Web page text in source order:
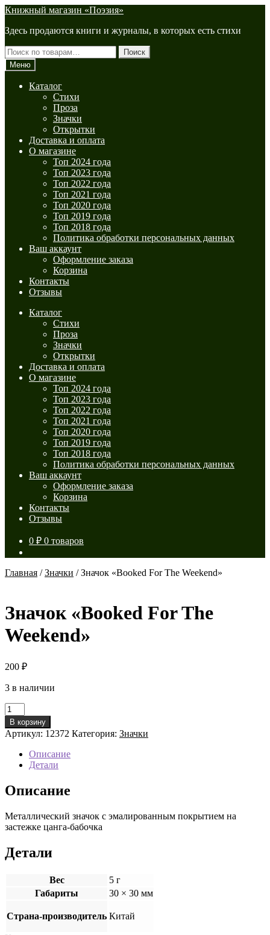
Перейти
навигации
Перейти
содержимому
Книжный магазин «Поэзия»
Здесь продаются книги и журналы, в которых есть стихи
Искать:
Поиск
Меню
Каталог
Стихи
Проза
Значки
Открытки
Доставка и оплата
О магазине
Топ 2024 года
Топ 2023 года
Топ 2022 года
Топ 2021 года
Топ 2020 года
Топ 2019 года
Топ 2018 года
Политика обработки персональных данных
Ваш аккаунт
Оформление заказа
Корзина
Контакты
Отзывы
Каталог
Стихи
Проза
Значки
Открытки
Доставка и оплата
О магазине
Топ 2024 года
Топ 2023 года
Топ 2022 года
Топ 2021 года
Топ 2020 года
Топ 2019 года
Топ 2018 года
Политика обработки персональных данных
Ваш аккаунт
Оформление заказа
Корзина
Контакты
Отзывы
0 ₽ 0 товаров
Главная /Значки /Значок «Booked For The Weekend»
Значок «Booked For The
Weekend»
200 ₽
3 в наличии
Количество
товара
Значок
«Booked
Weekend»
В корзину
Артикул: 12372 Категория: Значки
Описание
Детали
Описание
Металлический значок с эмалированным покрытием на
застежке цанга-бабочка
Детали
Вес
5 г
Габариты
30 × 30 мм
Страна-производитель Китай